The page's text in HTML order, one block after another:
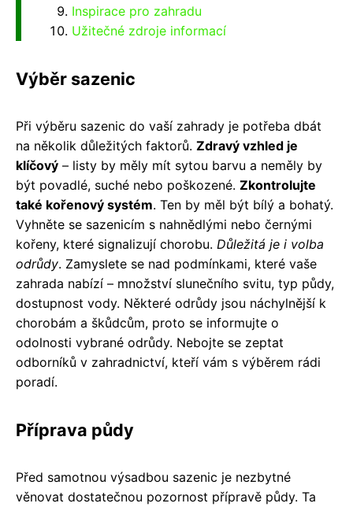
Inspirace pro zahradu
Užitečné zdroje informací
Výběr sazenic
Při výběru sazenic do vaší zahrady je potřeba dbát
na několik důležitých faktorů. Zdravý vzhled je
klíčový – listy by měly mít sytou barvu a neměly by
být povadlé, suché nebo poškozené. Zkontrolujte
také kořenový systém. Ten by měl být bílý a bohatý.
Vyhněte se sazenicím s nahnědlými nebo černými
kořeny, které signalizují chorobu. Důležitá je i volba
odrůdy. Zamyslete se nad podmínkami, které vaše
zahrada nabízí – množství slunečního svitu, typ půdy,
dostupnost vody. Některé odrůdy jsou náchylnější k
chorobám a škůdcům, proto se informujte o
odolnosti vybrané odrůdy. Nebojte se zeptat
odborníků v zahradnictví, kteří vám s výběrem rádi
poradí.
Příprava půdy
Před samotnou výsadbou sazenic je nezbytné
věnovat dostatečnou pozornost přípravě půdy. Ta